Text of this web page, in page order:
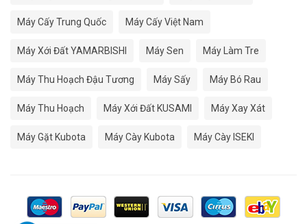
Máy Cấy Trung Quốc Máy Cấy Việt Nam
Máy Xới Đất YAMARBISHI Máy Sen Máy Làm Tre
Máy Thu Hoạch Đậu Tương Máy Sấy Máy Bó Rau
Máy Thu Hoạch Máy Xới Đất KUSAMI Máy Xay Xát
Máy Gặt Kubota Máy Cày Kubota Máy Cày ISEKI